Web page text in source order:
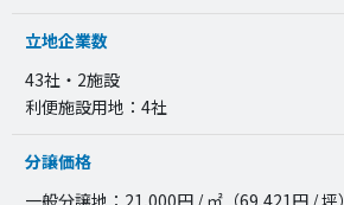
立地企業数
43社・2施設
利便施設用地：4社
分譲価格